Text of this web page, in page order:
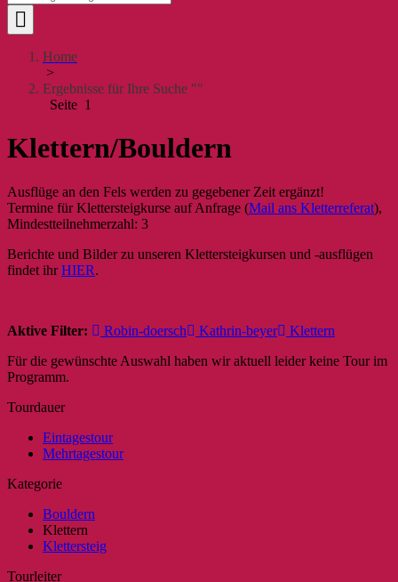
Home
>
Ergebnisse für Ihre Suche ""
Seite 1
Klettern/Bouldern
Ausflüge an den Fels werden zu gegebener Zeit ergänzt!
Termine für Klettersteigkurse auf Anfrage (Mail ans Kletterreferat),
Mindestteilnehmerzahl: 3
Berichte und Bilder zu unseren Klettersteigkursen und -ausflügen
findet ihrHIER.
Aktive Filter: Robin-doersch Kathrin-beyer
Klettern
Für die gewünschte Auswahl haben wir aktuell leider keine Tour im
Programm.
Tourdauer
Eintagestour
Mehrtagestour
Kategorie
Bouldern
Klettern
Klettersteig
Tourleiter